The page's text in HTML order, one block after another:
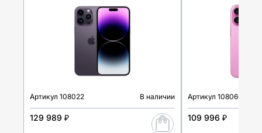
Артикул 108022 В наличии
129 989 ₽
Артикул 108060
109 996 ₽